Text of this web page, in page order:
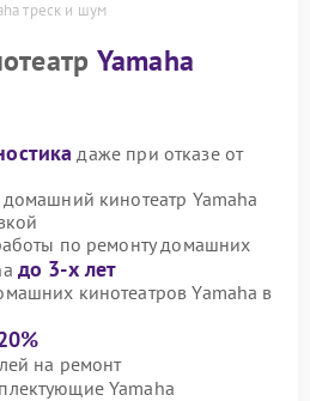
треск и шум
Yamaha
даже при отказе от
кинотеатр Yamaha
по ремонту домашних
до 3-х лет
кинотеатров Yamaha в
на ремонт
Yamaha